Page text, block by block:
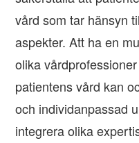
vård som tar hänsyn
aspekter. Att ha en
olika
patientens vård kan
och individanpassad
integrera olika